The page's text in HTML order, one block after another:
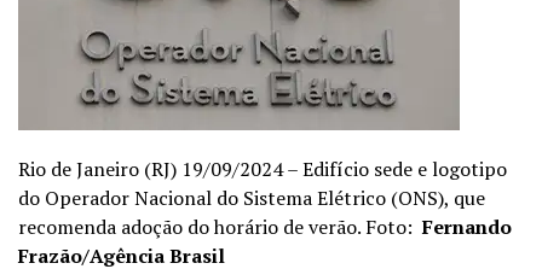
Rio de Janeiro (RJ) 19/09/2024 – Edifício sede e logotipo
do Operador Nacional do Sistema Elétrico (ONS), que
recomenda adoção do horário de verão. Foto:Fernando
Frazão/Agência Brasil